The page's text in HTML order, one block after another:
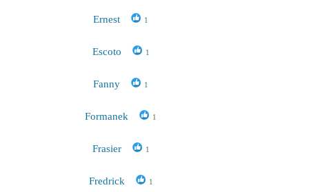
Ernest 1
Escoto 1
Fanny 1
Formanek 1
Frasier 1
Fredrick 1